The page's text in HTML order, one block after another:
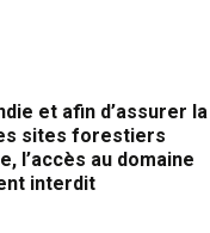
et afin d’assurer la
sites forestiers
l’accès au domaine
interdit